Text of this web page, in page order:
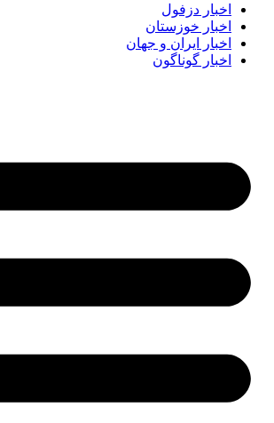
اخبار دزفول
اخبار خوزستان
اخبار ایران و جهان
اخبار گوناگون